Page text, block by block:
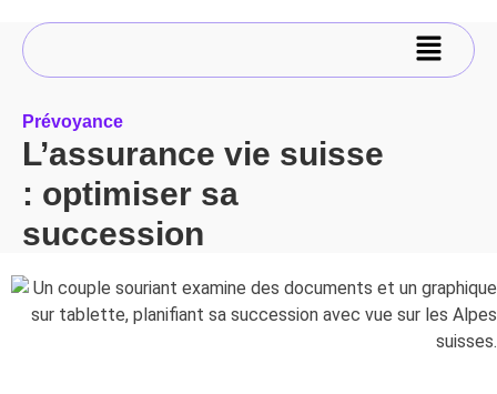
Prévoyance
L’assurance vie suisse
: optimiser sa
succession